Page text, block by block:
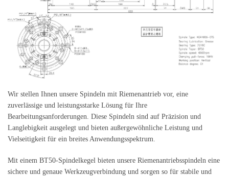
Wir stellen Ihnen unsere Spindeln mit Riemenantrieb vor, eine
zuverlässige und leistungsstarke Lösung für Ihre
Bearbeitungsanforderungen. Diese Spindeln sind auf Präzision und
Langlebigkeit ausgelegt und bieten außergewöhnliche Leistung und
Vielseitigkeit für ein breites Anwendungsspektrum.
Mit einem BT50-Spindelkegel bieten unsere Riemenantriebsspindeln eine
sichere und genaue Werkzeugverbindung und sorgen so für stabile und